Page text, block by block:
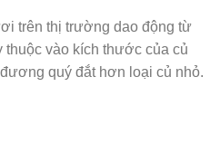
trên thị trường dao động từ
thuộc vào kích thước của củ
quý đắt hơn loại củ nhỏ.